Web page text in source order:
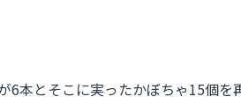
本とそこに実ったかぼちゃ15個を